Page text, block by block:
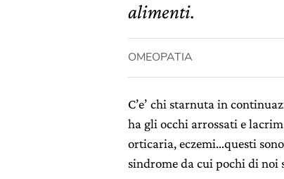
alimenti.
OMEOPATIA
C’e’ chi starnuta in
ha gli occhi arrossati e
orticaria, eczemi…questi
sindrome da cui pochi di noi